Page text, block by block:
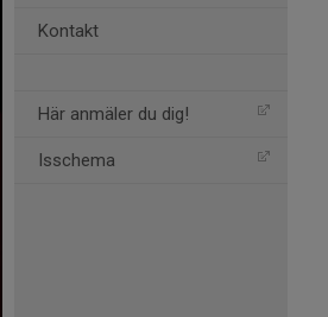
Kontakt
Här anmäler du dig!
Isschema